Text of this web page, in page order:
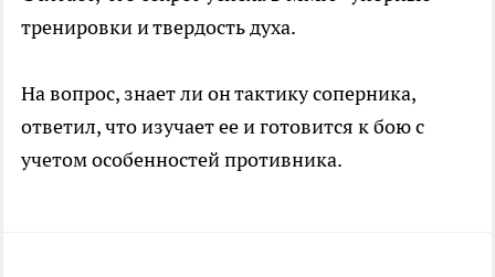
тренировки и твердость духа.
На вопрос, знает ли он тактику соперника,
ответил, что изучает ее и готовится к бою с
учетом особенностей противника.